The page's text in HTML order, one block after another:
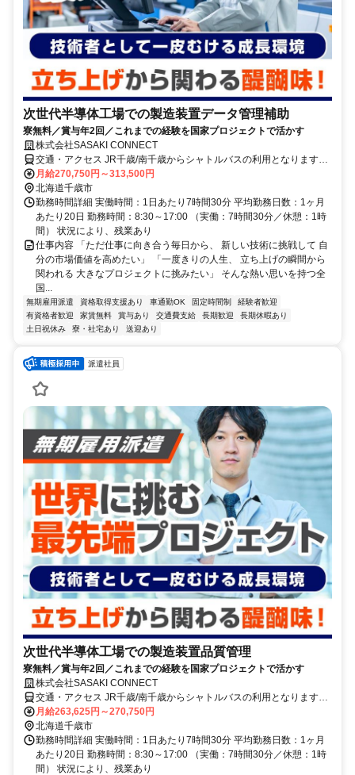
次世代半導体工場での製造装置データ管理補助
寮無料／賞与年2回／これまでの経験を国家プロジェクトで活かす
株式会社SASAKI CONNECT
交通・アクセス JR千歳/南千歳からシャトルバスの利用となります。
車通勤の方は、所定の駐車場から送迎となります
月給270,750円～313,500円
北海道千歳市
勤務時間詳細 実働時間：1日あたり7時間30分 平均勤務日数：1ヶ月
あたり20日 勤務時間：8:30～17:00 （実働：7時間30分／休憩：1時
間） 状況により、残業あり
仕事内容 「ただ仕事に向き合う毎日から、 新しい技術に挑戦して 自
分の市場価値を高めたい」 「一度きりの人生、 立ち上げの瞬間から
関われる 大きなプロジェクトに挑みたい」 そんな熱い思いを持つ全
国...
無期雇用派遣 資格取得支援あり 車通勤OK 固定時間制
経験者歓迎
有資格者歓迎
家賃無料 賞与あり 交通費支給 長期歓迎
長期休暇あり
土日祝休み
寮・社宅あり 送迎あり
派遣社員
次世代半導体工場での製造装置品質管理
寮無料／賞与年2回／これまでの経験を国家プロジェクトで活かす
株式会社SASAKI CONNECT
交通・アクセス JR千歳/南千歳からシャトルバスの利用となります。
車通勤の方は、所定の駐車場から送迎となります
月給263,625円～270,750円
北海道千歳市
勤務時間詳細 実働時間：1日あたり7時間30分 平均勤務日数：1ヶ月
あたり20日 勤務時間：8:30～17:00 （実働：7時間30分／休憩：1時
間） 状況により、残業あり